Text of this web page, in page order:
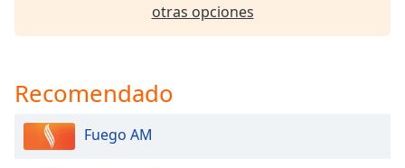
Text
Background
otras opciones
Recomendado
Fuego AM